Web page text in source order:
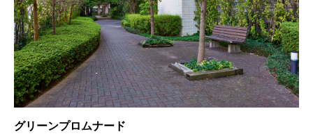
グリーンプロムナード